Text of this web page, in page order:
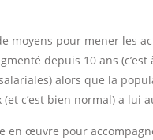
moyens pour mener les
depuis 10 ans
alors que la
c’est bien normal) a lui
en œuvre pour